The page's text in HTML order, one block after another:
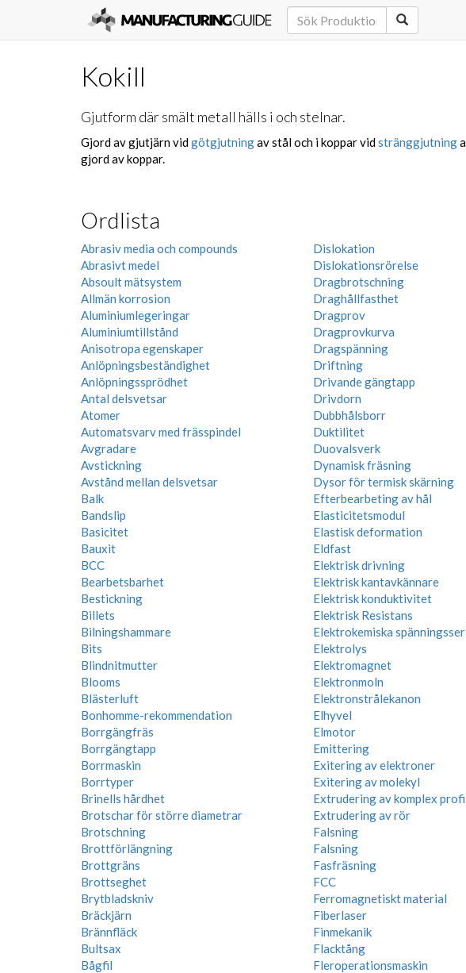
Kokill
Gjutform där smält metall hälls i och stelnar.
Gjord av gjutjärn vidgötgjutningav stål och i koppar vidstränggjutning
gjord av koppar.
Ordlista
Abrasiv media och compounds
Abrasivt medel
Absoult mätsystem
Allmän korrosion
Aluminiumlegeringar
Aluminiumtillstånd
Anisotropa egenskaper
Anlöpningsbeständighet
Anlöpningssprödhet
Antal delsvetsar
Atomer
Automatsvarv med frässpindel
Avgradare
Avstickning
Avstånd mellan delsvetsar
Balk
Bandslip
Basicitet
Bauxit
BCC
Bearbetsbarhet
Bestickning
Billets
Bilningshammare
Bits
Blindnitmutter
Blooms
Blästerluft
Bonhomme-rekommendation
Borrgängfräs
Borrgängtapp
Borrmaskin
Borrtyper
Brinells hårdhet
Brotschar för större diametrar
Brotschning
Brottförlängning
Brottgräns
Brottseghet
Brytbladskniv
Bräckjärn
Brännfläck
Bultsax
Bågfil
Dislokation
Dislokationsrörelse
Dragbrotschning
Draghållfasthet
Dragprov
Dragprovkurva
Dragspänning
Driftning
Drivande gängtapp
Drivdorn
Dubbhålsborr
Duktilitet
Duovalsverk
Dynamisk fräsning
Dysor för termisk skärning
Efterbearbeting av hål
Elasticitetsmodul
Elastisk deformation
Eldfast
Elektrisk drivning
Elektrisk kantavkännare
Elektrisk konduktivitet
Elektrisk Resistans
Elektrokemiska
Elektrolys
Elektromagnet
Elektronmoln
Elektronstrålekanon
Elhyvel
Elmotor
Emittering
Exitering av elektroner
Exitering av molekyl
Extrudering av komplex
Extrudering av rör
Falsning
Falsning
Fasfräsning
FCC
Ferromagnetiskt material
Fiberlaser
Finmekanik
Flacktång
Fleroperationsmaskin